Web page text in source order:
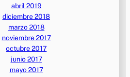
abril 2019
diciembre 2018
marzo 2018
noviembre 2017
octubre 2017
junio 2017
mayo 2017